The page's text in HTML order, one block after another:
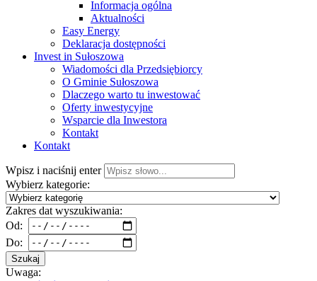
Informacja ogólna
Aktualności
Easy Energy
Deklaracja dostępności
Invest in Sułoszowa
Wiadomości dla Przedsiębiorcy
O Gminie Sułoszowa
Dlaczego warto tu inwestować
Oferty inwestycyjne
Wsparcie dla Inwestora
Kontakt
Kontakt
Wpisz i naciśnij enter
Wybierz kategorie:
Zakres dat wyszukiwania:
Od:
Do:
Szukaj
Uwaga: